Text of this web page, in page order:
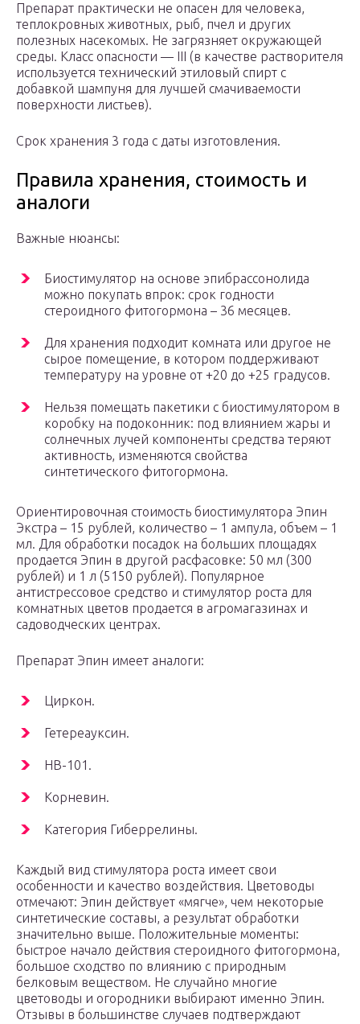
Препарат практически не опасен для человека,
теплокровных животных, рыб, пчел и других
полезных насекомых. Не загрязняет окружающей
среды. Класс опасности — III (в качестве растворителя
используется технический этиловый спирт с
добавкой шампуня для лучшей смачиваемости
поверхности листьев).
Срок хранения 3 года с даты изготовления.
Правила хранения, стоимость и
аналоги
Важные нюансы:
Биостимулятор на основе эпибрассонолида
можно покупать впрок: срок годности
стероидного фитогормона – 36 месяцев.
Для хранения подходит комната или другое не
сырое помещение, в котором поддерживают
температуру на уровне от +20 до +25 градусов.
Нельзя помещать пакетики с биостимулятором в
коробку на подоконник: под влиянием жары и
солнечных лучей компоненты средства теряют
активность, изменяются свойства
синтетического фитогормона.
Ориентировочная стоимость биостимулятора Эпин
Экстра – 15 рублей, количество – 1 ампула, объем – 1
мл. Для обработки посадок на больших площадях
продается Эпин в другой расфасовке: 50 мл (300
рублей) и 1 л (5150 рублей). Популярное
антистрессовое средство и стимулятор роста для
комнатных цветов продается в агромагазинах и
садоводческих центрах.
Препарат Эпин имеет аналоги:
Циркон.
Гетереауксин.
НВ-101.
Корневин.
Категория Гиберрелины.
Каждый вид стимулятора роста имеет свои
особенности и качество воздействия. Цветоводы
отмечают: Эпин действует «мягче», чем некоторые
синтетические составы, а результат обработки
значительно выше. Положительные моменты:
быстрое начало действия стероидного фитогормона,
большое сходство по влиянию с природным
белковым веществом. Не случайно многие
цветоводы и огородники выбирают именно Эпин.
Отзывы в большинстве случаев подтверждают